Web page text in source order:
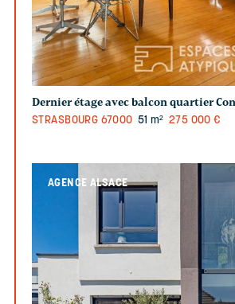
Dernier étage avec balcon quartier
STRASBOURG 67000 51 m² 275 000 €
AGENCE ALSACE